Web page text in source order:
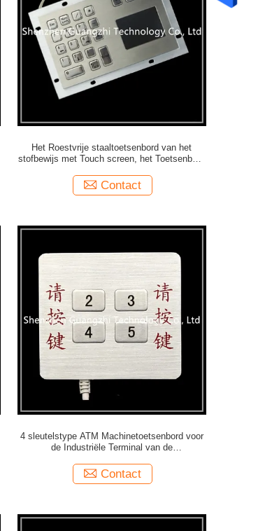
Het Roestvrije staaltoetsenbord van het
stofbewijs met Touch screen, het Toetsenbord
Contact
4 sleutelstype ATM Machinetoetsenbord voor
de Industriële Terminal van de
Contact